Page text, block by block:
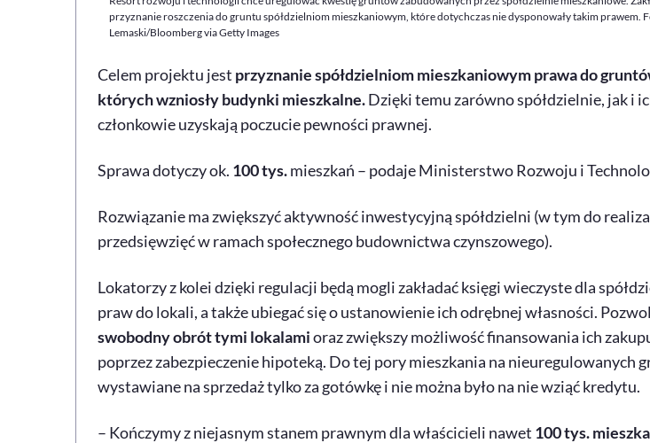
przyznanie roszczenia do gruntu spółdzielniom mieszkaniowym, które dotychczas nie dysponowały takim prawem.
Lemaski/Bloomberg via Getty Images
Celem projektu jest przyznanie spółdzielniom mieszkaniowym prawa do
których wzniosły budynki mieszkalne.Dzięki temu zarówno spółdzielnie, jak i
członkowie uzyskają poczucie pewności prawnej.
Sprawa dotyczy ok. 100 tys.mieszkań – podaje Ministerstwo Rozwoju i
Rozwiązanie ma zwiększyć aktywność inwestycyjną spółdzielni (w tym do
przedsięwzięć w ramach społecznego budownictwa czynszowego).
Lokatorzy z kolei dzięki regulacji będą mogli zakładać księgi wieczyste dla
praw do lokali, a także ubiegać się o ustanowienie ich odrębnej własności.
swobodny obrót tymi lokalamioraz zwiększy możliwość finansowania ich
poprzez zabezpieczenie hipoteką. Do tej pory mieszkania na nieuregulowanych
wystawiane na sprzedaż tylko za gotówkę i nie można było na nie wziąć kredytu.
– Kończymy z niejasnym stanem prawnym dla właścicieli nawet 100 tys.